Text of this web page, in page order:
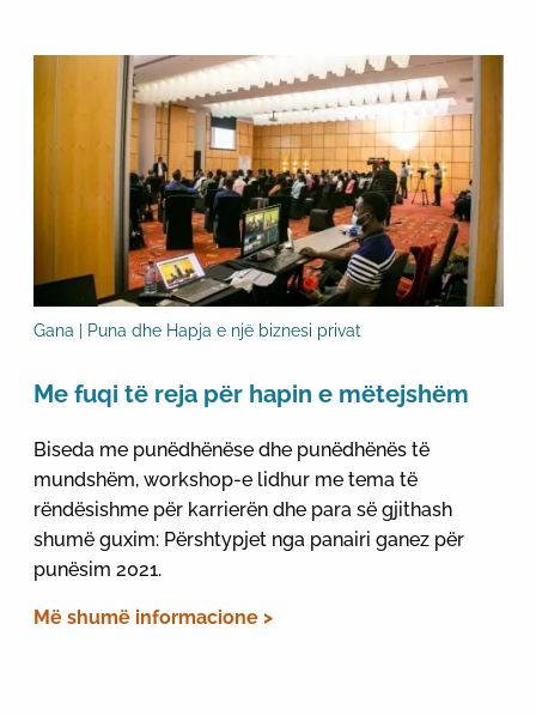
Gana | Puna dhe Hapja e një biznesi privat
Me fuqi të reja për hapin e mëtejshëm
Biseda me punëdhënëse dhe punëdhënës të
mundshëm, workshop-e lidhur me tema të
rëndësishme për karrierën dhe para së gjithash
shumë guxim: Përshtypjet nga panairi ganez për
punësim 2021.
Më shumë informacione >